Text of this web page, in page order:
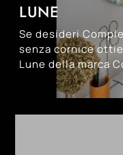
LUNE
Se desideri
senza cornice
Lune della marca